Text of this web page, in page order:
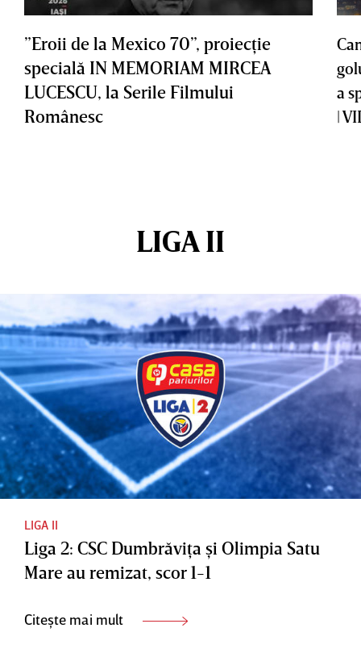
”Eroii de la Mexico 70”, proiecţie
specială IN MEMORIAM MIRCEA
LUCESCU, la Serile Filmului
Românesc
a
|
LIGA II
LIGA II
Liga 2: CSC Dumbrăviţa şi Olimpia Satu
Mare au remizat, scor 1-1
Citește mai mult